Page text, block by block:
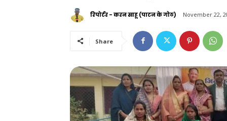
रिपोर्टर - करन साहू (पाटन के गोठ) November 22,
Share